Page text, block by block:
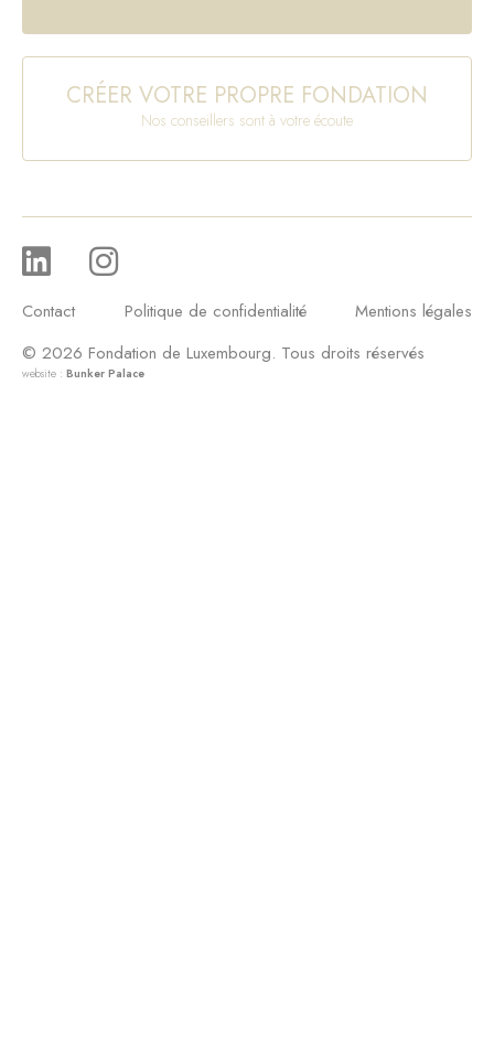
CRÉER VOTRE PROPRE FONDATION
Nos conseillers sont à votre écoute
Contact Politique de confidentialité
Mentions légales
© 2026 Fondation de Luxembourg. Tous droits réservés
website : Bunker Palace